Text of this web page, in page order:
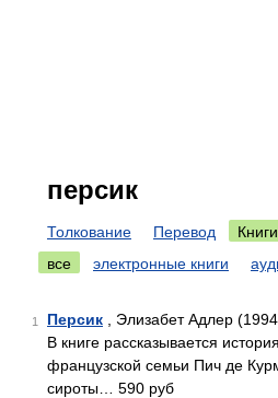
персик
Толкование Перевод
Книги
все
электронные книги
1 Персик , Элизабет Адлер
В книге рассказывается
французской семьи Пич де
сироты… 590 руб